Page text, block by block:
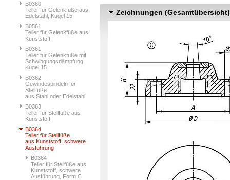
B0360
Teller für Gelenkfüße aus
Edelstahl, Kugel 15
B0561
Teller für Gelenkfüße aus
Kunststoff
B0361
Teller für Gelenkfüße mit
Schwingungsdämpfung,
Kugel 15
B0362
Gewindespindeln für
Stellfüße
aus Stahl oder Edelstahl
B0363
Teller für Stellfüße aus
Kunststoff
B0364
Teller für Stellfüße
aus Kunststoff, schwere
Ausführung
B0364
Teller für Stellfüße aus
Kunststoff, schwere
Ausführung, Form C
Zeichnungen (Gesamtübersicht)